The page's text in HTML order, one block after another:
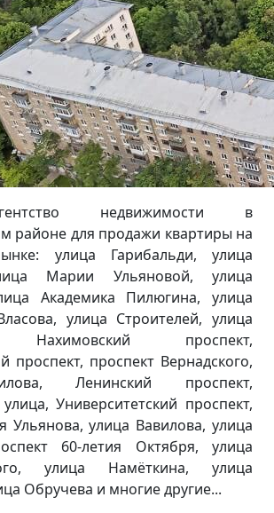
недвижимости в
районе для продажи квартиры на
улица Гарибальди, улица
Марии Ульяновой, улица
Академика Пилюгина, улица
улица Строителей, улица
Нахимовский проспект,
проспект, проспект Вернадского,
Ленинский проспект,
Университетский проспект,
Ульянова, улица Вавилова, улица
60-летия Октября, улица
улица Намёткина, улица
Обручева и многие другие...